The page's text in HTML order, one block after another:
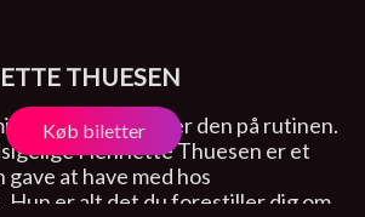
THUESEN
der aldrig tager den på rutinen.
Henriette Thuesen er et
at have med hos
Hun er alt det du forestiller dig om
Køb biletter